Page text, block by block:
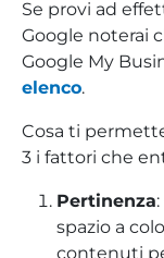
Se provi ad
Google noterai
Google My
elenco.
Cosa ti
3 i fattori che
Pertinenza
spazio a
contenuti